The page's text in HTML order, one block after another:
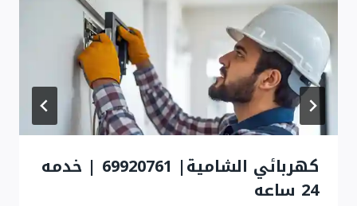
كهربائي الشامية| 69920761 | خدمه
24 ساعه